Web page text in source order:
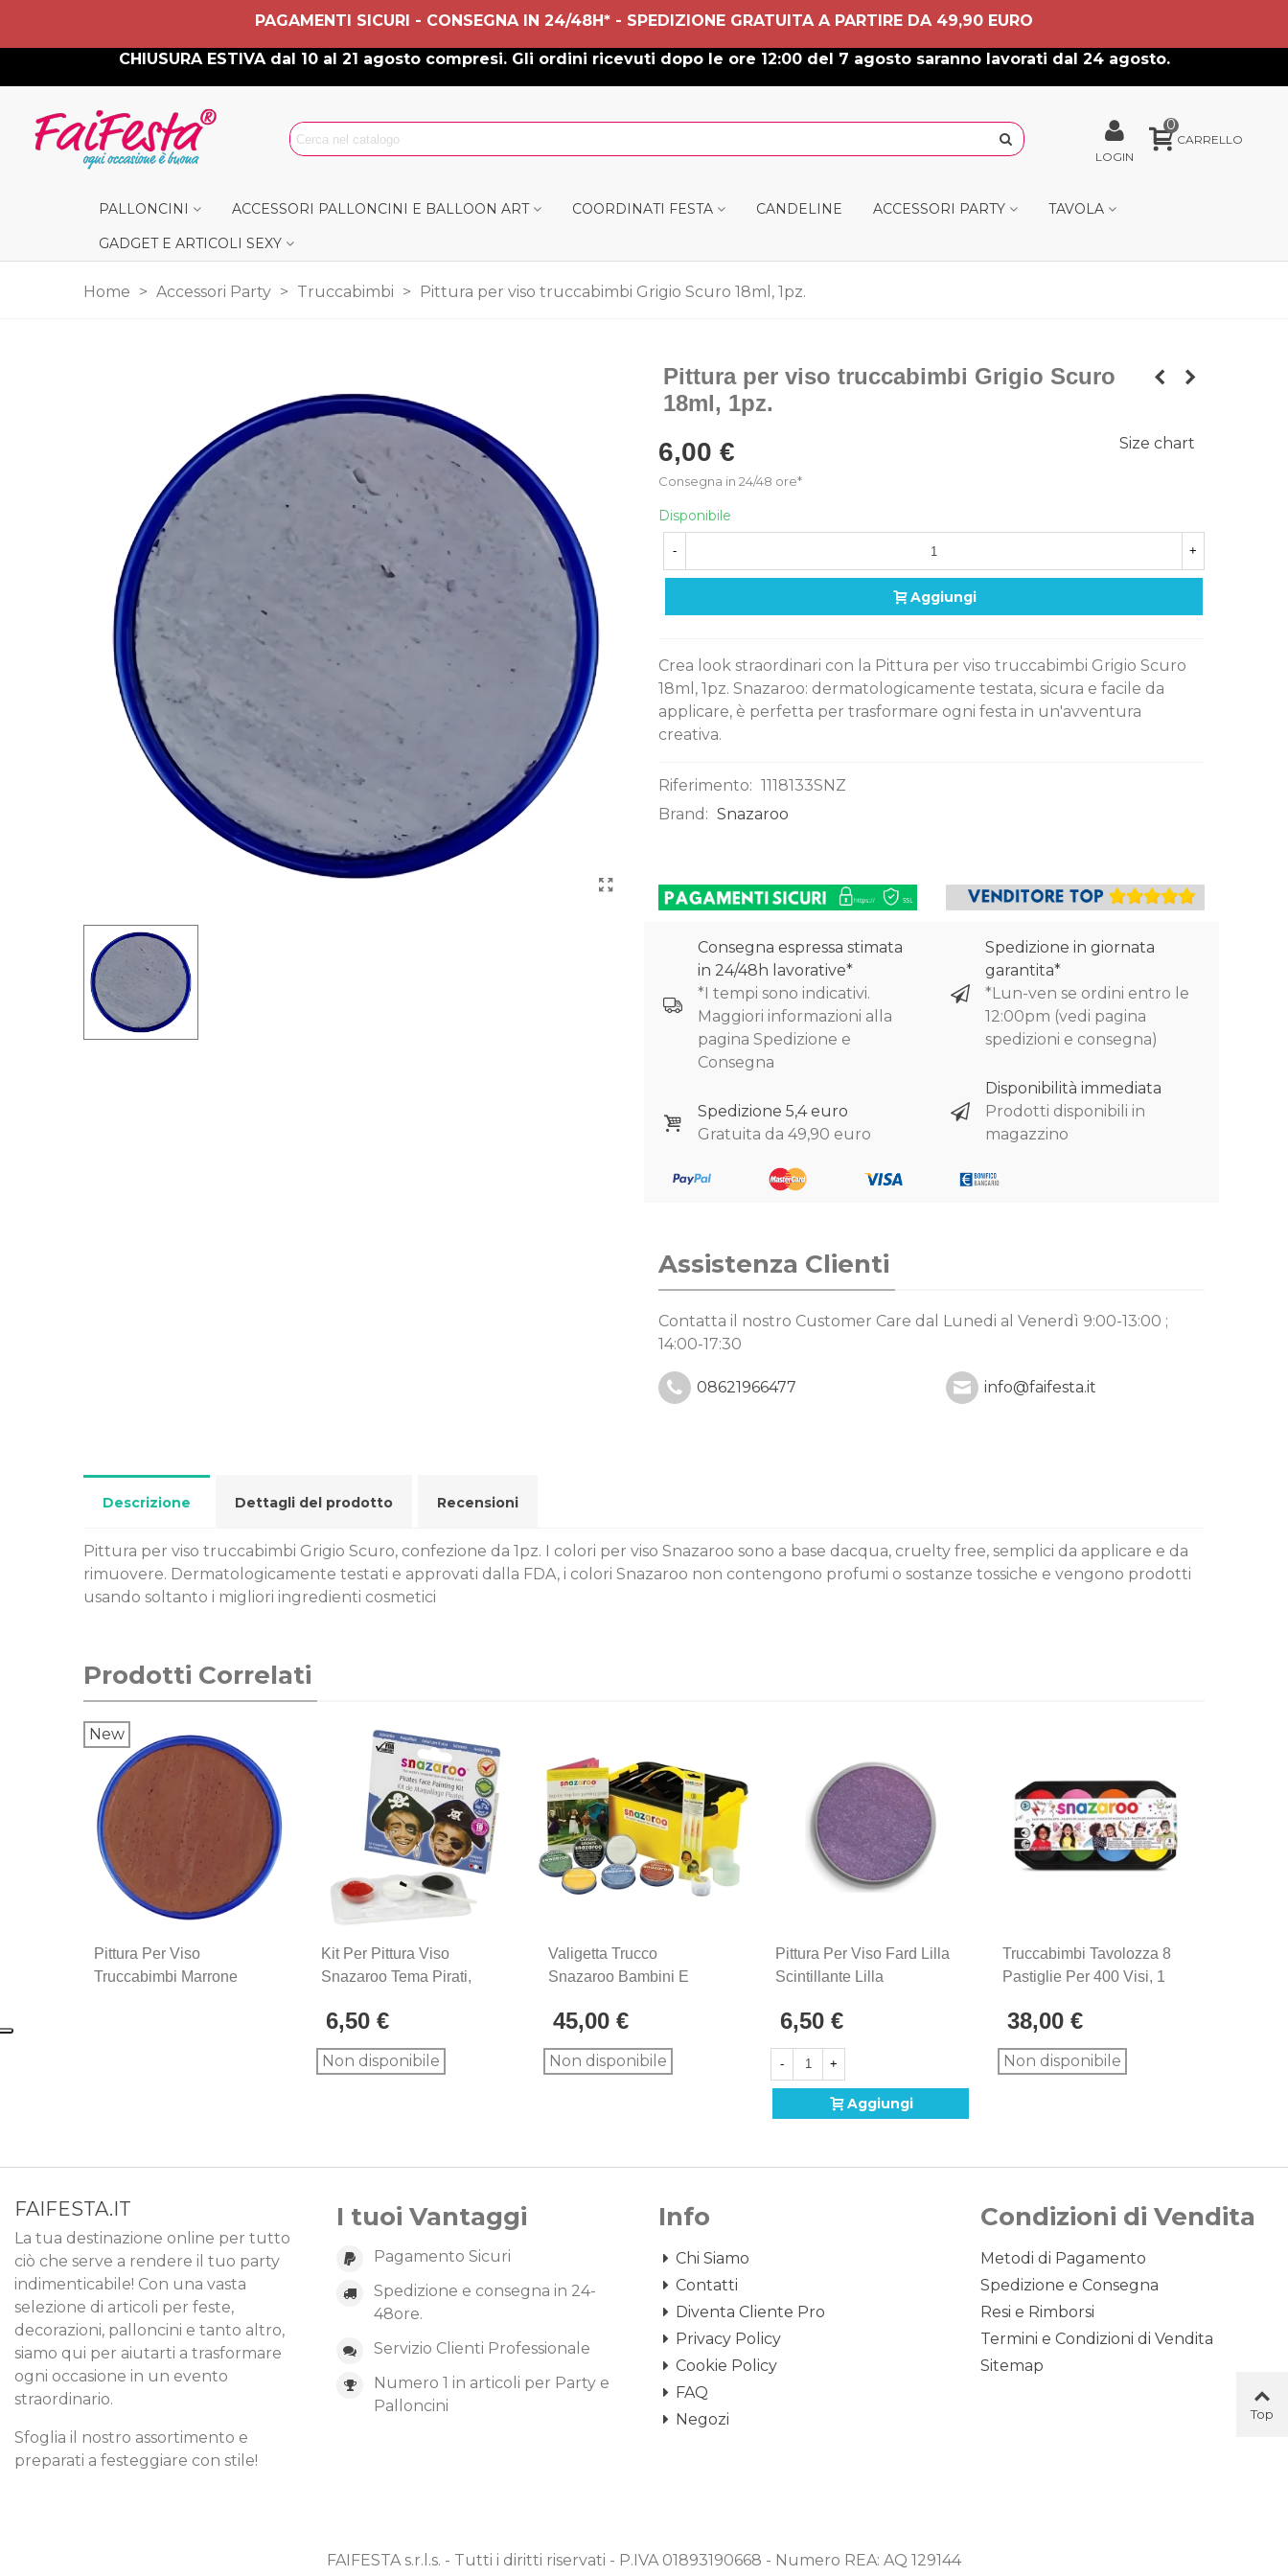
PAGAMENTI SICURI - CONSEGNA IN 24/48H* - SPEDIZIONE GRATUITA A PARTIRE DA 49,90 EURO
CHIUSURA ESTIVA dal 10 al 21 agosto compresi. Gli ordini ricevuti dopo le ore 12:00 del 7 agosto saranno lavorati dal 24 agosto.
LOGIN
0
CARRELLO
PALLONCINI ACCESSORI PALLONCINI E BALLOON ART COORDINATI FESTA CANDELINE ACCESSORI PARTY
TAVOLA
GADGET E ARTICOLI SEXY
Home > Accessori Party > Truccabimbi > Pittura per viso truccabimbi Grigio Scuro 18ml, 1pz.
Pittura per viso truccabimbi Grigio Scuro
18ml, 1pz.
6,00 €
Consegna in 24/48 ore*
Size chart
Disponibile
- +
Aggiungi
Crea look straordinari con la Pittura per viso truccabimbi Grigio Scuro
18ml, 1pz. Snazaroo: dermatologicamente testata, sicura e facile da
applicare, è perfetta per trasformare ogni festa in un'avventura
creativa.
Riferimento: 1118133SNZ
Brand: Snazaroo
Consegna espressa stimata
in 24/48h lavorative*
*I tempi sono indicativi.
Maggiori informazioni alla
pagina Spedizione e
Consegna
Spedizione 5,4 euro
Gratuita da 49,90 euro
Spedizione in giornata
garantita*
*Lun-ven se ordini entro le
12:00pm (vedi pagina
spedizioni e consegna)
Disponibilità immediata
Prodotti disponibili in
magazzino
Assistenza Clienti
Contatta il nostro Customer Care dal Lunedi al Venerdì 9:00-13:00 ;
14:00-17:30
08621966477 info@faifesta.it
Descrizione Dettagli del prodotto Recensioni
Pittura per viso truccabimbi Grigio Scuro, confezione da 1pz. I colori per viso Snazaroo sono a base dacqua, cruelty free, semplici da applicare e da
rimuovere. Dermatologicamente testati e approvati dalla FDA, i colori Snazaroo non contengono profumi o sostanze tossiche e vengono prodotti
usando soltanto i migliori ingredienti cosmetici
Prodotti Correlati
New
Pittura Per Viso
Truccabimbi Marrone
Kit Per Pittura Viso
Snazaroo Tema Pirati,
6,50 €
Non disponibile
Valigetta Trucco
Snazaroo Bambini E
Truccabimbi, 1pz.
45,00 €
Non disponibile
Pittura Per Viso Fard Lilla
Scintillante Lilla
6,50 €
- +
Aggiungi
Truccabimbi Tavolozza 8
Pastiglie Per 400 Visi, 1
38,00 €
Non disponibile
FAIFESTA.IT
La tua destinazione online per tutto
ciò che serve a rendere il tuo party
indimenticabile! Con una vasta
selezione di articoli per feste,
decorazioni, palloncini e tanto altro,
siamo qui per aiutarti a trasformare
ogni occasione in un evento
straordinario.
Sfoglia il nostro assortimento e
preparati a festeggiare con stile!
I tuoi Vantaggi
Pagamento Sicuri
Spedizione e consegna in 24-
48ore.
Servizio Clienti Professionale
Numero 1 in articoli per Party e
Palloncini
Info
Chi Siamo
Contatti
Diventa Cliente Pro
Privacy Policy
Cookie Policy
FAQ
Negozi
Condizioni di Vendita
Metodi di Pagamento
Spedizione e Consegna
Resi e Rimborsi
Termini e Condizioni di Vendita
Sitemap
FAIFESTA s.r.l.s. - Tutti i diritti riservati - P.IVA 01893190668 - Numero REA: AQ 129144
Top